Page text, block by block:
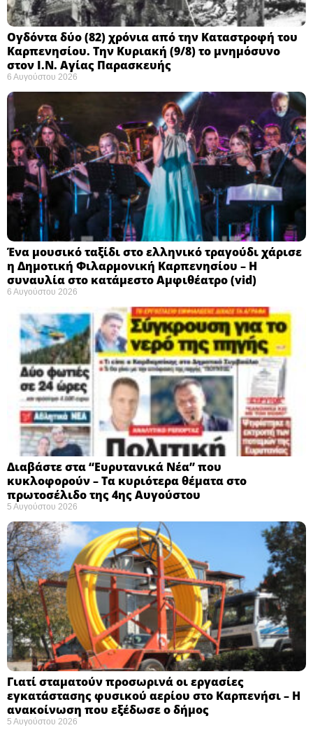
Ογδόντα δύο (82) χρόνια από την Καταστροφή του
Καρπενησίου. Την Κυριακή (9/8) το μνημόσυνο
στον Ι.Ν. Αγίας Παρασκευής
6 Αυγούστου 2026
Ένα μουσικό ταξίδι στο ελληνικό τραγούδι χάρισε
η Δημοτική Φιλαρμονική Καρπενησίου – Η
συναυλία στο κατάμεστο Αμφιθέατρο (vid)
6 Αυγούστου 2026
Διαβάστε στα “Ευρυτανικά Νέα” που
κυκλοφορούν – Τα κυριότερα θέματα στο
πρωτοσέλιδο της 4ης Αυγούστου
5 Αυγούστου 2026
Γιατί σταματούν προσωρινά οι εργασίες
εγκατάστασης φυσικού αερίου στο Καρπενήσι – Η
ανακοίνωση που εξέδωσε ο δήμος
5 Αυγούστου 2026